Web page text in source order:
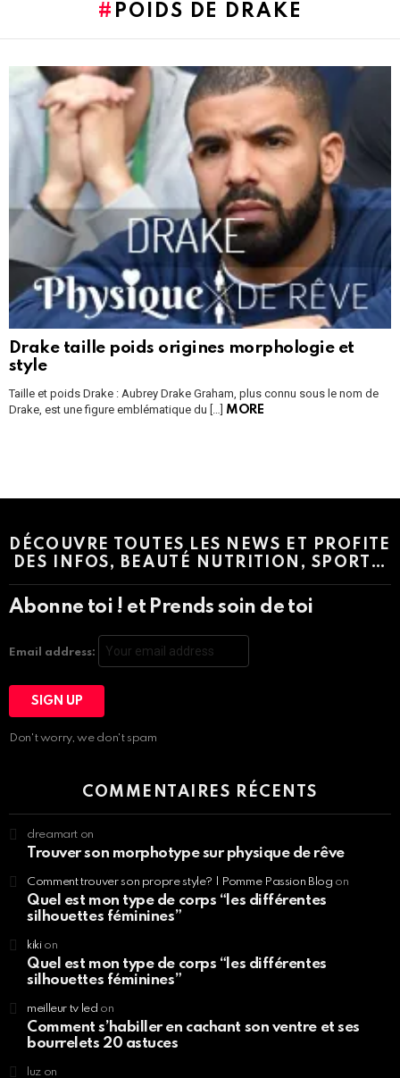
POIDS DE DRAKE
LATEST
STORIES
Drake taille poids origines morphologie et
style
Taille et poids Drake : Aubrey Drake Graham, plus connu sous le nom de
Drake, est une figure emblématique du […] MORE
DÉCOUVRE TOUTES LES NEWS ET PROFITE
DES INFOS, BEAUTÉ NUTRITION, SPORT…
Abonne toi ! et Prends soin de toi
Email address:
Don't worry, we don't spam
COMMENTAIRES RÉCENTS
dreamart on
Trouver son morphotype sur physique de rêve
Comment trouver son propre style? | Pomme Passion Blog on
Quel est mon type de corps “les différentes
silhouettes féminines”
kikion
Quel est mon type de corps “les différentes
silhouettes féminines”
meilleur tv led on
Comment s’habiller en cachant son ventre et ses
bourrelets 20 astuces
luzon